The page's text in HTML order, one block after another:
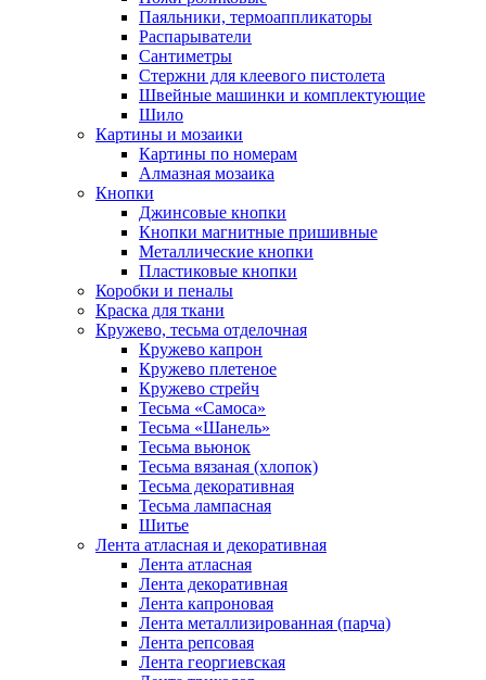
Паяльники, термоаппликаторы
Распарыватели
Сантиметры
Стержни для клеевого пистолета
Швейные машинки и комплектующие
Шило
Картины и мозаики
Картины по номерам
Алмазная мозаика
Кнопки
Джинсовые кнопки
Кнопки магнитные пришивные
Металлические кнопки
Пластиковые кнопки
Коробки и пеналы
Краска для ткани
Кружево, тесьма отделочная
Кружево капрон
Кружево плетеное
Кружево стрейч
Тесьма «Самоса»
Тесьма «Шанель»
Тесьма вьюнок
Тесьма вязаная (хлопок)
Тесьма декоративная
Тесьма лампасная
Шитье
Лента атласная и декоративная
Лента атласная
Лента декоративная
Лента капроновая
Лента металлизированная (парча)
Лента репсовая
Лента георгиевская